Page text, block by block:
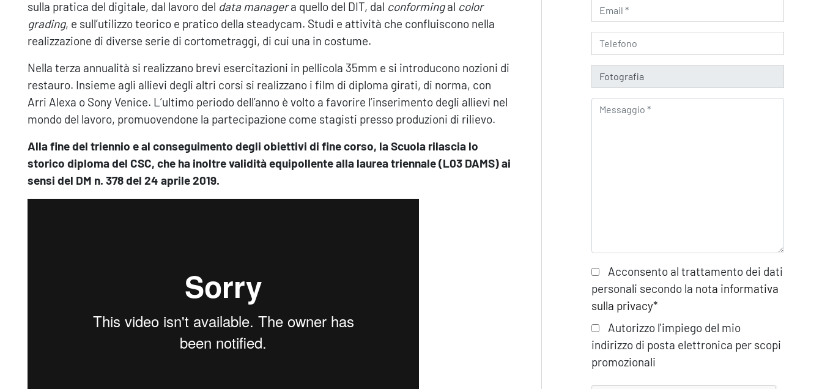
sulla pratica del digitale, dal lavoro del data managera quello del DIT, dal conformingal color
grading, e sull’utilizzo teorico e pratico della steadycam. Studi e attività che confluiscono nella
realizzazione di diverse serie di cortometraggi, di cui una in costume.
Nella terza annualità si realizzano brevi esercitazioni in pellicola 35mm e si introducono nozioni di
restauro. Insieme agli allievi degli altri corsi si realizzano i film di diploma girati, di norma, con
Arri Alexa o Sony Venice. L’ultimo periodo dell’anno è volto a favorire l’inserimento degli allievi nel
mondo del lavoro, promuovendone la partecipazione come stagisti presso produzioni di rilievo.
Alla fine del triennio e al conseguimento degli obiettivi di fine corso, la Scuola rilascia lo
storico diploma del CSC, che ha inoltre validità equipollente alla laurea triennale (L03 DAMS) ai
sensi del DM n. 378 del 24 aprile 2019.
Acconsento al trattamento dei dati
personali secondo la nota informativa
sulla privacy*
Autorizzo l'impiego del mio
indirizzo di posta elettronica per scopi
promozionali